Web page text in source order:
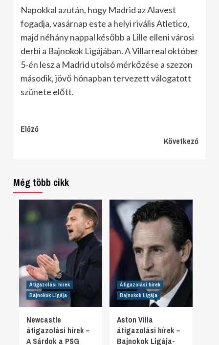
Napokkal azután, hogy Madrid az Alavest
fogadja, vasárnap este a helyi rivális Atletico,
majd néhány nappal később a Lille elleni városi
derbi a Bajnokok Ligájában. A Villarreal október
5-én lesz a Madrid utolsó mérkőzése a szezon
második, jövő hónapban tervezett válogatott
szünete előtt.
Continue
Előző
Következő
Még több cikk
Átigazolási hírek
Bajnokok Ligája
Newcastle
átigazolási hírek –
A Sárdok a PSG
Átigazolási hírek
Bajnokok Ligája
Aston Villa
átigazolási hírek –
Bajnokok Ligája-